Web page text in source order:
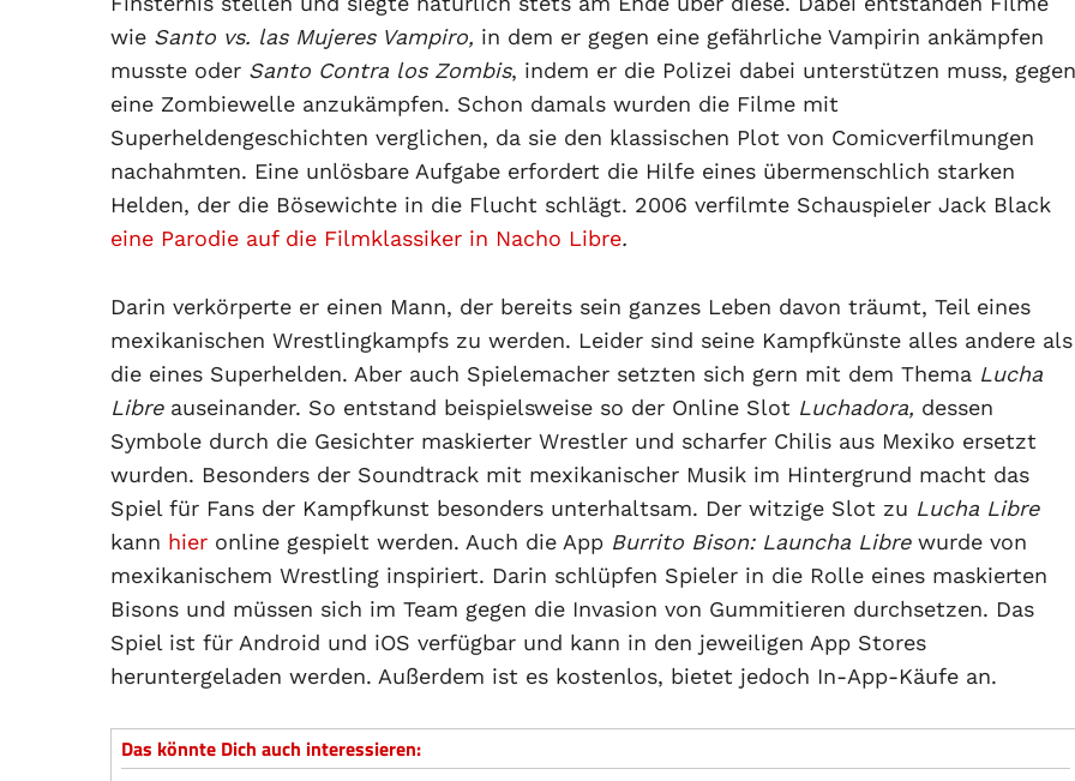
wie Santo vs. las Mujeres Vampiro, in dem er gegen eine gefährliche Vampirin ankämpfen
musste oder Santo Contra los Zombis, indem er die Polizei dabei unterstützen muss, gegen
eine Zombiewelle anzukämpfen. Schon damals wurden die Filme mit
Superheldengeschichten verglichen, da sie den klassischen Plot von Comicverfilmungen
nachahmten. Eine unlösbare Aufgabe erfordert die Hilfe eines übermenschlich starken
Helden, der die Bösewichte in die Flucht schlägt. 2006 verfilmte Schauspieler Jack Black
eine Parodie auf die Filmklassiker in Nacho Libre.
Darin verkörperte er einen Mann, der bereits sein ganzes Leben davon träumt, Teil eines
mexikanischen Wrestlingkampfs zu werden. Leider sind seine Kampfkünste alles andere als
die eines Superhelden. Aber auch Spielemacher setzten sich gern mit dem Thema Lucha
Libre auseinander. So entstand beispielsweise so der Online Slot Luchadora, dessen
Symbole durch die Gesichter maskierter Wrestler und scharfer Chilis aus Mexiko ersetzt
wurden. Besonders der Soundtrack mit mexikanischer Musik im Hintergrund macht das
Spiel für Fans der Kampfkunst besonders unterhaltsam. Der witzige Slot zu Lucha Libre
kann hier online gespielt werden. Auch die App Burrito Bison: Launcha Libre wurde von
mexikanischem Wrestling inspiriert. Darin schlüpfen Spieler in die Rolle eines maskierten
Bisons und müssen sich im Team gegen die Invasion von Gummitieren durchsetzen. Das
Spiel ist für Android und iOS verfügbar und kann in den jeweiligen App Stores
heruntergeladen werden. Außerdem ist es kostenlos, bietet jedoch In-App-Käufe an.
Das könnte Dich auch interessieren: